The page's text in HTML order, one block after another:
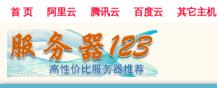
首 页 阿里云 腾讯云 百度云 其它主机